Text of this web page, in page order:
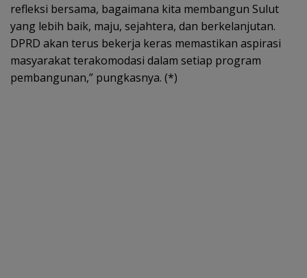
refleksi bersama, bagaimana kita membangun Sulut
yang lebih baik, maju, sejahtera, dan berkelanjutan.
DPRD akan terus bekerja keras memastikan aspirasi
masyarakat terakomodasi dalam setiap program
pembangunan,” pungkasnya. (*)